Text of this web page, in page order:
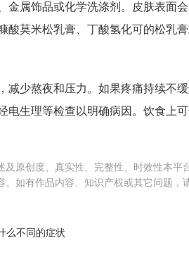
金属饰品或化学洗涤剂。皮肤表面会
酸莫米松乳膏、丁酸氢化可的松乳
减少熬夜和压力。如果疼痛持续不
电生理等检查以明确病因。饮食上
原创度、真实性、完整性、时效性本平
如有作品内容、知识产权或其它问题，
么不同的症状